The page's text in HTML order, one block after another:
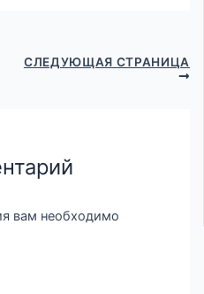
СЛЕДУЮЩАЯ СТРАНИЦА
вам необходимо